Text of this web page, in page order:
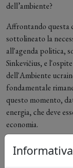
dell’ambiente?
Affrontando questa
sottolineato la
all'agenda politica,
Sinkevičius, e
dell'Ambiente
fondamentale
questo momento,
energia, che deve
economia.
A conclusione della
l'edizione speciale